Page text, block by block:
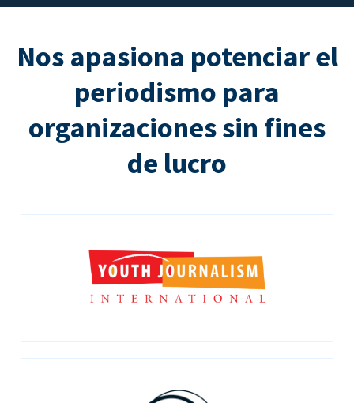
Nos apasiona potenciar el
periodismo para
organizaciones sin fines
de lucro